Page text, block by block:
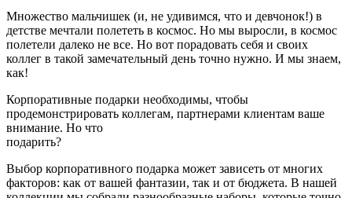
Множество мальчишек (и, не удивимся, что и девчонок!) в
детстве мечтали полететь в космос. Но мы выросли, в космос
полетели далеко не все. Но вот порадовать себя и своих
коллег в такой замечательный день точно нужно. И мы знаем,
как!
Корпоративные подарки необходимы, чтобы
продемонстрировать коллегам, партнерами клиентам ваше
внимание. Но что
подарить?
Выбор корпоративного подарка может зависеть от многих
факторов: как от вашей фантазии, так и от бюджета. В нашей